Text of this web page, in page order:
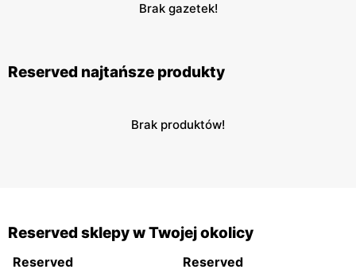
Brak gazetek!
Reserved najtańsze produkty
Brak produktów!
Reserved sklepy w Twojej okolicy
Reserved Reserved